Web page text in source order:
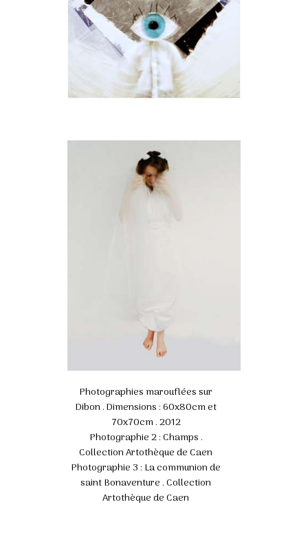
Photographies marouflées sur
Dibon . Dimensions : 60x80cm et
70x70cm . 2012
Photographie 2 :Champs .
Collection Artothèque de Caen
Photographie 3 : La communion de
saint Bonaventure . Collection
Artothèque de Caen